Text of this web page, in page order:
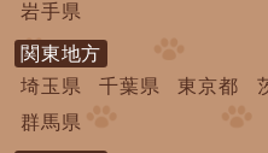
岩手県
関東地方
埼玉県
千葉県 東京都
群馬県